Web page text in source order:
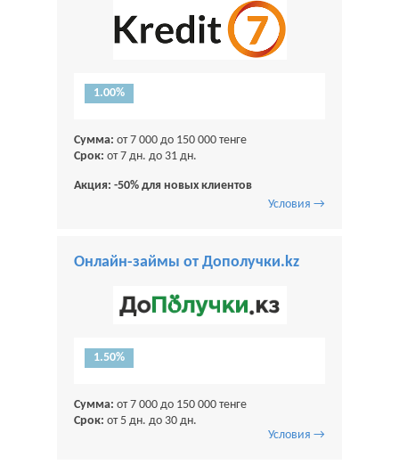
1.00%
Сумма: от 7 000 до 150 000 тенге
Срок: от 7 дн. до 31 дн.
Акция: -50% для новых клиентов
Условия →
Онлайн-займы от Дополучки.kz
1.50%
Сумма: от 7 000 до 150 000 тенге
Срок: от 5 дн. до 30 дн.
Условия →